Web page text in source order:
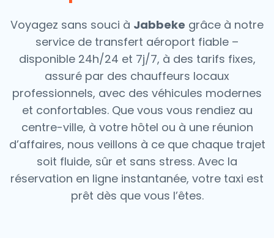
Voyagez sans souci à Jabbeke grâce à notre
service de transfert aéroport fiable –
disponible 24h/24 et 7j/7, à des tarifs fixes,
assuré par des chauffeurs locaux
professionnels, avec des véhicules modernes
et confortables. Que vous vous rendiez au
centre-ville, à votre hôtel ou à une réunion
d’affaires, nous veillons à ce que chaque trajet
soit fluide, sûr et sans stress. Avec la
réservation en ligne instantanée, votre taxi est
prêt dès que vous l’êtes.